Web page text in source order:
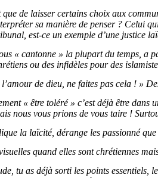
de laisser certains choix aux
sa manière de penser ? Celui
est-ce un exemple d’une justice
« cantonne » la plupart du temps, a
ou des infidèles pour des
de dieu, ne faites pas cela ! »
« être toléré » c’est déjà être
nous vous prions de vous taire !
la laïcité, dérange les passionné
quand elles sont chrétiennes
tu as déjà sorti les points essentiels,